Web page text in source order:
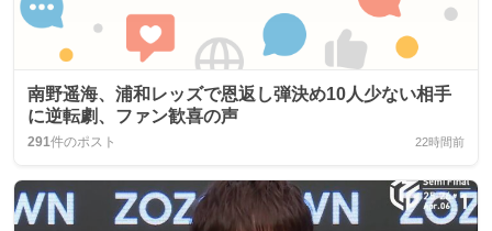
南野遥海、浦和レッズで恩返し弾決め10人少ない相手
に逆転劇、ファン歓喜の声
291件のポスト 22時間前